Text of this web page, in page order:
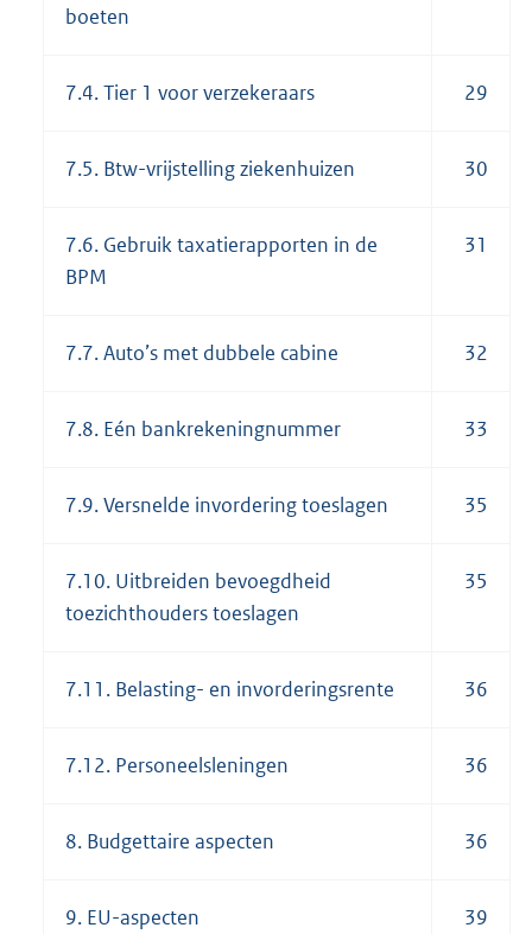
boeten
7.4. Tier 1 voor verzekeraars 29
7.5. Btw-vrijstelling ziekenhuizen 30
7.6. Gebruik taxatierapporten in de
BPM
31
7.7. Auto’s met dubbele cabine 32
7.8. Eén bankrekeningnummer 33
7.9. Versnelde invordering toeslagen 35
7.10. Uitbreiden bevoegdheid
toezichthouders toeslagen
35
7.11. Belasting- en invorderingsrente 36
7.12. Personeelsleningen 36
8. Budgettaire aspecten 36
9. EU-aspecten 39